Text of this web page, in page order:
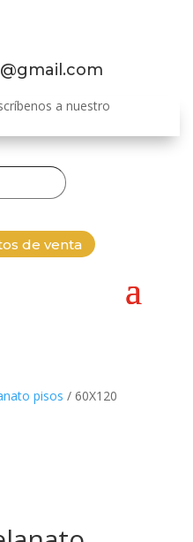
a nuestro
de venta
pisos / 60X120